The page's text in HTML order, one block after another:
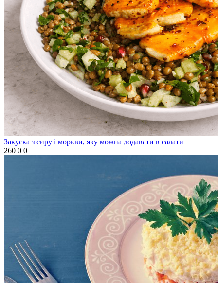
Закуска з сиру і моркви, яку можна додавати в салати
260 0 0